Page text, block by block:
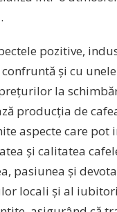
pozitive,
și cu
la
producția de
aspecte care pot
și calitatea
pasiunea și
locali și al